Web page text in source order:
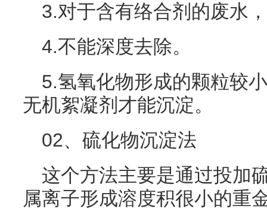
3.对于含有络合剂的废水
4.不能深度去除。
5.氢氧化物形成的颗粒较
无机絮凝剂才能沉淀。
02、硫化物沉淀法
这个方法主要是通过投加
属离子形成溶度积很小的重